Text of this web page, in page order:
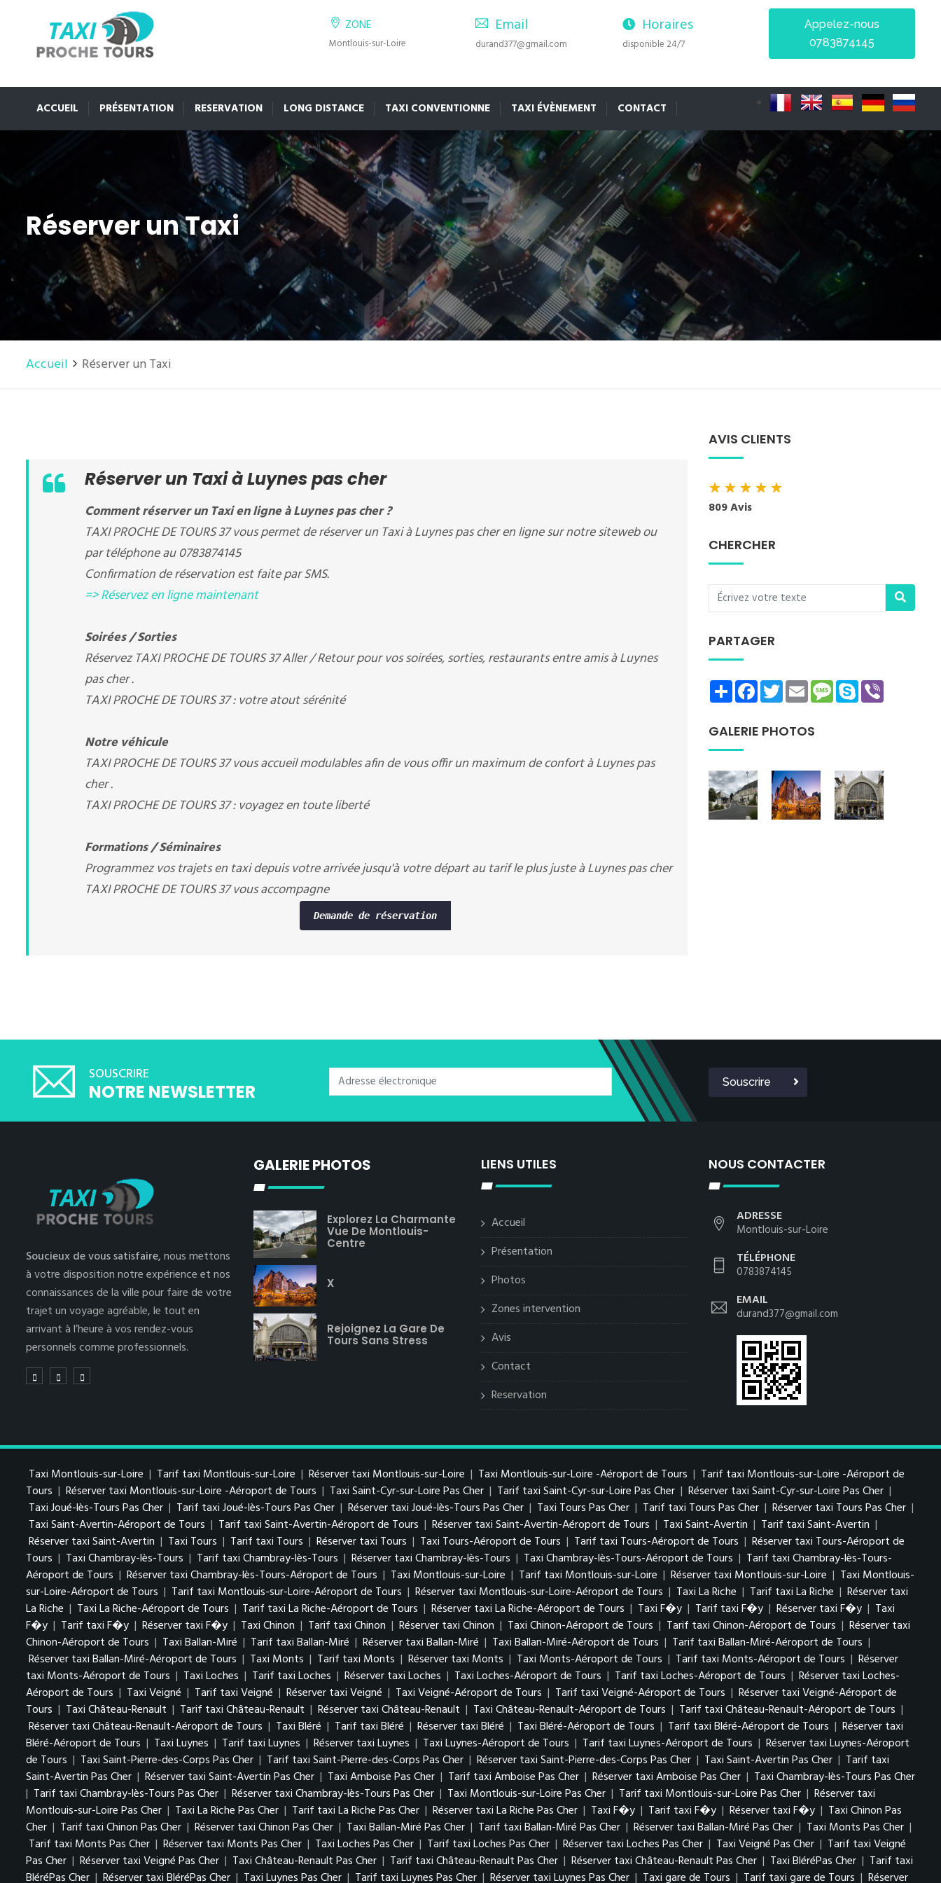
ZONE
Montlouis-sur-Loire
Email
durand377@gmail.com
Horaires
disponible 24/7
Appelez-nous
0783874145
ACCUEIL PRÉSENTATION RESERVATION LONG DISTANCE TAXI CONVENTIONNE TAXI ÉVÈNEMENT CONTACT
Réserver un Taxi
Accueil Réserver un Taxi
Réserver un Taxi à Luynes pas cher
Comment réserver un Taxi en ligne à Luynes pas cher ?
TAXI PROCHE DE TOURS 37 vous permet de réserver un Taxi à Luynes pas cher en ligne sur notre siteweb ou
par téléphone au 0783874145
Confirmation de réservation est faite par SMS.
=> Réservez en ligne maintenant
Soirées / Sorties
Réservez TAXI PROCHE DE TOURS 37 Aller / Retour pour vos soirées, sorties, restaurants entre amis à Luynes
pas cher .
TAXI PROCHE DE TOURS 37 : votre atout sérénité
Notre véhicule
TAXI PROCHE DE TOURS 37 vous accueil modulables afin de vous offir un maximum de confort à Luynes pas
cher .
TAXI PROCHE DE TOURS 37 : voyagez en toute liberté
Formations / Séminaires
Programmez vos trajets en taxi depuis votre arrivée jusqu'à votre départ au tarif le plus juste à Luynes pas cher
TAXI PROCHE DE TOURS 37 vous accompagne
Demande de réservation
AVIS CLIENTS
★★★★★
809 Avis
CHERCHER
PARTAGER
ShareFacebookTwitterEmailMessage
Skype
GALERIE PHOTOS
SOUSCRIRE
NOTRE NEWSLETTER Souscrire
Soucieux de vous satisfaire,nous mettons
à votre disposition notre expérience et nos
connaissances de la ville pour faire de votre
trajet un voyage agréable, le tout en
arrivant à l’heure à vos rendez-vous
personnels comme professionnels.
GALERIE PHOTOS
Explorez La Charmante
Vue De Montlouis-
Centre
X
Rejoignez La Gare De
Tours Sans Stress
LIENS UTILES
Accueil
Présentation
Photos
Zones intervention
Avis
Contact
Reservation
NOUS CONTACTER
ADRESSE
Montlouis-sur-Loire
TÉLÉPHONE
0783874145
EMAIL
durand377@gmail.com
Taxi Montlouis-sur-Loire | Tarif taxi Montlouis-sur-Loire | Réserver taxi Montlouis-sur-Loire | Taxi Montlouis-sur-Loire -Aéroport de Tours | Tarif taxi Montlouis-sur-Loire -Aéroport de
Tours | Réserver taxi Montlouis-sur-Loire -Aéroport de Tours | Taxi Saint-Cyr-sur-Loire Pas Cher | Tarif taxi Saint-Cyr-sur-Loire Pas Cher | Réserver taxi Saint-Cyr-sur-Loire Pas Cher |
Taxi Joué-lès-Tours Pas Cher | Tarif taxi Joué-lès-Tours Pas Cher | Réserver taxi Joué-lès-Tours Pas Cher | Taxi Tours Pas Cher | Tarif taxi Tours Pas Cher | Réserver taxi Tours Pas Cher |
Taxi Saint-Avertin-Aéroport de Tours | Tarif taxi Saint-Avertin-Aéroport de Tours | Réserver taxi Saint-Avertin-Aéroport de Tours | Taxi Saint-Avertin | Tarif taxi Saint-Avertin |
Réserver taxi Saint-Avertin | Taxi Tours | Tarif taxi Tours | Réserver taxi Tours | Taxi Tours-Aéroport de Tours | Tarif taxi Tours-Aéroport de Tours | Réserver taxi Tours-Aéroport de
Tours | Taxi Chambray-lès-Tours | Tarif taxi Chambray-lès-Tours | Réserver taxi Chambray-lès-Tours | Taxi Chambray-lès-Tours-Aéroport de Tours | Tarif taxi Chambray-lès-Tours-
Aéroport de Tours | Réserver taxi Chambray-lès-Tours-Aéroport de Tours | Taxi Montlouis-sur-Loire | Tarif taxi Montlouis-sur-Loire | Réserver taxi Montlouis-sur-Loire | Taxi Montlouis-
sur-Loire-Aéroport de Tours | Tarif taxi Montlouis-sur-Loire-Aéroport de Tours | Réserver taxi Montlouis-sur-Loire-Aéroport de Tours | Taxi La Riche | Tarif taxi La Riche | Réserver taxi
La Riche | Taxi La Riche-Aéroport de Tours | Tarif taxi La Riche-Aéroport de Tours | Réserver taxi La Riche-Aéroport de Tours | Taxi F�y | Tarif taxi F�y | Réserver taxi F�y | Taxi
F�y | Tarif taxi F�y | Réserver taxi F�y | Taxi Chinon | Tarif taxi Chinon | Réserver taxi Chinon | Taxi Chinon-Aéroport de Tours | Tarif taxi Chinon-Aéroport de Tours | Réserver taxi
Chinon-Aéroport de Tours | Taxi Ballan-Miré | Tarif taxi Ballan-Miré | Réserver taxi Ballan-Miré | Taxi Ballan-Miré-Aéroport de Tours | Tarif taxi Ballan-Miré-Aéroport de Tours |
Réserver taxi Ballan-Miré-Aéroport de Tours | Taxi Monts | Tarif taxi Monts | Réserver taxi Monts | Taxi Monts-Aéroport de Tours | Tarif taxi Monts-Aéroport de Tours | Réserver
taxi Monts-Aéroport de Tours | Taxi Loches | Tarif taxi Loches | Réserver taxi Loches | Taxi Loches-Aéroport de Tours | Tarif taxi Loches-Aéroport de Tours | Réserver taxi Loches-
Aéroport de Tours | Taxi Veigné | Tarif taxi Veigné | Réserver taxi Veigné | Taxi Veigné-Aéroport de Tours | Tarif taxi Veigné-Aéroport de Tours | Réserver taxi Veigné-Aéroport de
Tours | Taxi Château-Renault | Tarif taxi Château-Renault | Réserver taxi Château-Renault | Taxi Château-Renault-Aéroport de Tours | Tarif taxi Château-Renault-Aéroport de Tours |
Réserver taxi Château-Renault-Aéroport de Tours | Taxi Bléré | Tarif taxi Bléré | Réserver taxi Bléré | Taxi Bléré-Aéroport de Tours | Tarif taxi Bléré-Aéroport de Tours | Réserver taxi
Bléré-Aéroport de Tours | Taxi Luynes | Tarif taxi Luynes | Réserver taxi Luynes | Taxi Luynes-Aéroport de Tours | Tarif taxi Luynes-Aéroport de Tours | Réserver taxi Luynes-Aéroport
de Tours | Taxi Saint-Pierre-des-Corps Pas Cher | Tarif taxi Saint-Pierre-des-Corps Pas Cher | Réserver taxi Saint-Pierre-des-Corps Pas Cher | Taxi Saint-Avertin Pas Cher | Tarif taxi
Saint-Avertin Pas Cher | Réserver taxi Saint-Avertin Pas Cher | Taxi Amboise Pas Cher | Tarif taxi Amboise Pas Cher | Réserver taxi Amboise Pas Cher | Taxi Chambray-lès-Tours Pas Cher
| Tarif taxi Chambray-lès-Tours Pas Cher | Réserver taxi Chambray-lès-Tours Pas Cher | Taxi Montlouis-sur-Loire Pas Cher | Tarif taxi Montlouis-sur-Loire Pas Cher | Réserver taxi
Montlouis-sur-Loire Pas Cher | Taxi La Riche Pas Cher | Tarif taxi La Riche Pas Cher | Réserver taxi La Riche Pas Cher | Taxi F�y | Tarif taxi F�y | Réserver taxi F�y | Taxi Chinon Pas
Cher | Tarif taxi Chinon Pas Cher | Réserver taxi Chinon Pas Cher | Taxi Ballan-Miré Pas Cher | Tarif taxi Ballan-Miré Pas Cher | Réserver taxi Ballan-Miré Pas Cher | Taxi Monts Pas Cher |
Tarif taxi Monts Pas Cher | Réserver taxi Monts Pas Cher | Taxi Loches Pas Cher | Tarif taxi Loches Pas Cher | Réserver taxi Loches Pas Cher | Taxi Veigné Pas Cher | Tarif taxi Veigné
Pas Cher | Réserver taxi Veigné Pas Cher | Taxi Château-Renault Pas Cher | Tarif taxi Château-Renault Pas Cher | Réserver taxi Château-Renault Pas Cher | Taxi BléréPas Cher | Tarif taxi
BléréPas Cher | Réserver taxi BléréPas Cher | Taxi Luynes Pas Cher | Tarif taxi Luynes Pas Cher | Réserver taxi Luynes Pas Cher | Taxi gare de Tours | Tarif taxi gare de Tours | Réserver